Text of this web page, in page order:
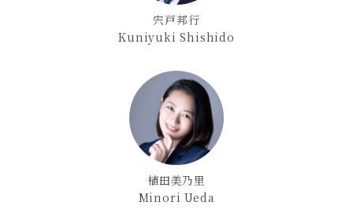
宍戸邦行
Kuniyuki Shishido
植田美乃里
Minori Ueda